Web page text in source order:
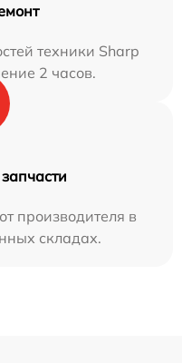
техники Sharp
2 часов.
производителя в
складах.